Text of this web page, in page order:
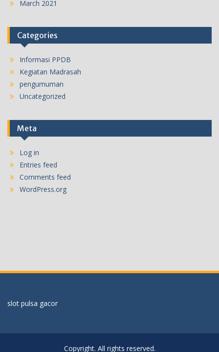
March 2021
Categories
Informasi PPDB
Kegiatan Madrasah
pengumuman
Uncategorized
Meta
Log in
Entries feed
Comments feed
WordPress.org
slot pulsa gacor
Copyright. All rights reserved.